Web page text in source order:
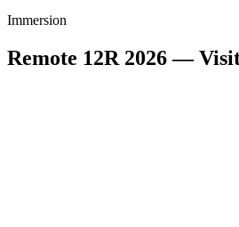
Immersion
Remote 12R 2026 —